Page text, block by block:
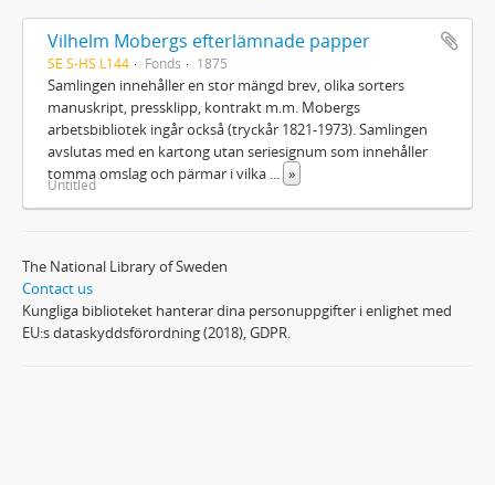
Vilhelm Mobergs efterlämnade papper
SE S-HS L144 Fonds 1875
Samlingen innehåller en stor mängd brev, olika sorters
manuskript, pressklipp, kontrakt m.m. Mobergs
arbetsbibliotek ingår också (tryckår 1821-1973). Samlingen
avslutas med en kartong utan seriesignum som innehåller
tomma omslag och pärmar i vilka
»
Untitled
The National Library of Sweden
Contact us
Kungliga biblioteket hanterar dina personuppgifter i enlighet med
EU:s dataskyddsförordning (2018), GDPR.